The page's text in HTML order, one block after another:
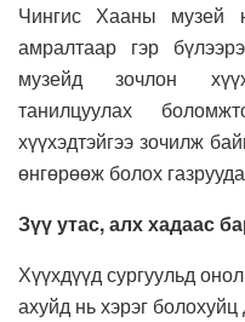
Чингис Хааны музей
амралтаар гэр
музейд зочлон
танилцуулах
хүүхэдтэйгээ зочилж
өнгөрөөж болох
Зүү утас, алх хадаас
Хүүхдүүд сургуульд
ахуйд нь хэрэг